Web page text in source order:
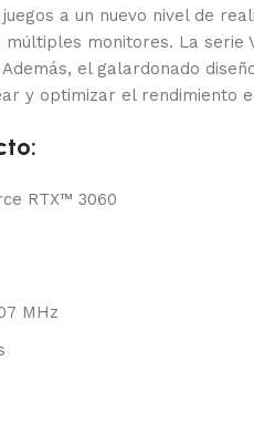
a un nuevo nivel de
monitores. La
el galardonado
y optimizar el rendimiento
RTX™ 3060
MHz